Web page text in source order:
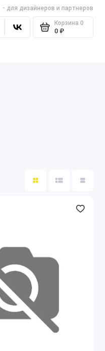
- для дизайнеров и партнеров
Корзина 0
0 ₽